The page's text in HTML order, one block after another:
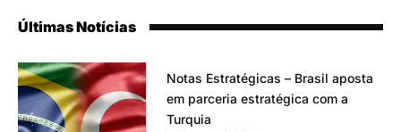
Últimas Notícias
Notas Estratégicas – Brasil aposta
em parceria estratégica com a
Turquia